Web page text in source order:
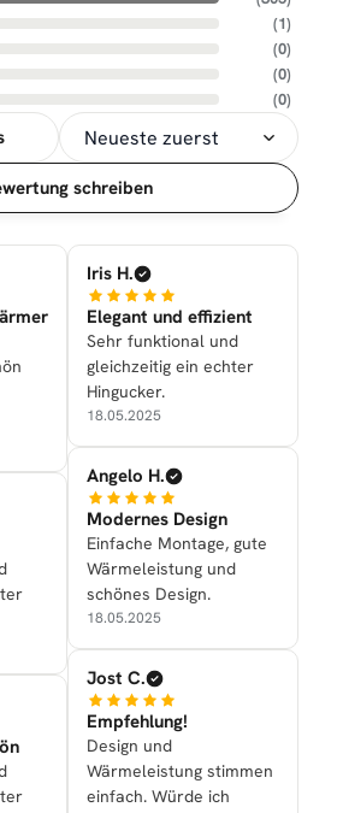
(1)
(0)
(0)
(0)
schreiben
Iris H.
Elegant und effizient
Sehr funktional und
gleichzeitig ein echter
Hingucker.
18.05.2025
Angelo H.
Modernes Design
Einfache Montage, gute
Wärmeleistung und
schönes Design.
18.05.2025
Jost C.
Empfehlung!
Design und
Wärmeleistung stimmen
einfach. Würde ich